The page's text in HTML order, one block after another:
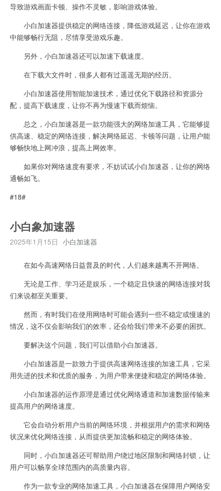
导致游戏画面卡顿、操作不灵敏，影响游戏体验。
小白加速器提供稳定的网络连接，降低游戏延迟，让你在游戏
中能够畅行无阻，尽情享受游戏乐趣。
另外，小白加速器还可以加速下载速度。
在下载大文件时，很多人都有过遥遥无期的经历。
小白加速器使用智能加速技术，通过优化下载路径和资源分
配，提高下载速度，让你不再为慢速下载而烦恼。
总之，小白加速器是一款功能强大的网络加速工具，它能够提
供高速、稳定的网络连接，解决网络延迟、卡顿等问题，让用户能
够畅快地上网冲浪，提高上网效率。
如果你对网络速度有要求，不妨试试小白加速器，让你的网络
通畅如飞。
#18#
小白象加速器
2025年1月15日 小白加速器
在如今高速网络日益普及的时代，人们越来越离不开网络。
无论是工作、学习还是娱乐，一个稳定且快速的网络连接对我
们来说都至关重要。
然而，有时我们在使用网络时可能会遇到一些不稳定或慢速的
情况，这不仅会影响我们的效率，还会给我们带来不必要的困扰。
要解决这个问题，我们可以借助小白加速器。
小白加速器是一款致力于提供高速网络连接的加速工具，它采
用先进的技术和优质的服务，为用户带来便捷和稳定的网络体验。
小白加速器的运作原理是通过优化网络通道和加速数据传输来
提高用户的网络速度。
它会自动分析用户当前的网络环境，并根据用户的需求和网络
状况来优化网络连接，从而提供更加流畅和稳定的网络体验。
同时，小白加速器还可帮助用户绕过地区限制和网络封锁，让
用户可以畅享全球范围内的高质量内容。
作为一款专业的网络加速工具，小白加速器在保障用户网络安